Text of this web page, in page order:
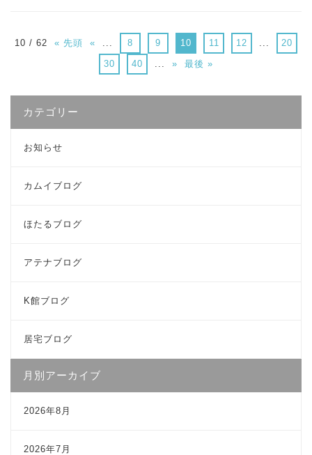
10 / 62 « 先頭 « ... 8 9 10 11 12 ...
20
30
40 ... » 最後 »
カテゴリー
お知らせ
カムイブログ
ほたるブログ
アテナブログ
K館ブログ
居宅ブログ
月別アーカイブ
2026年8月
2026年7月